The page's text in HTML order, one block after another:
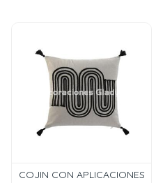
COJIN CON APLICACIONES